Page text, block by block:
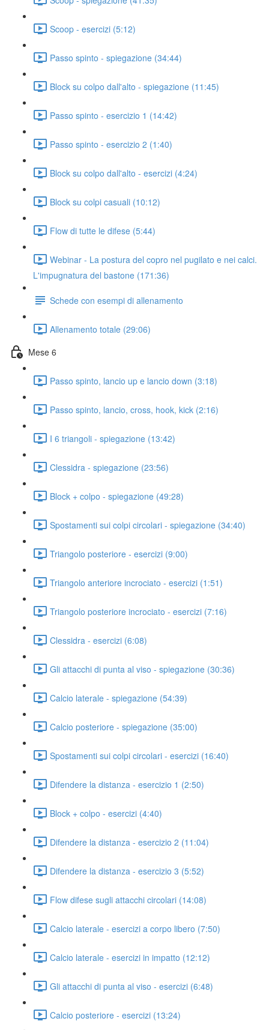
Scoop - esercizi (5:12)
Passo spinto - spiegazione (34:44)
Block su colpo dall'alto - spiegazione (11:45)
Passo spinto - esercizio 1 (14:42)
Passo spinto - esercizio 2 (1:40)
Block su colpo dall'alto - esercizi (4:24)
Block su colpi casuali (10:12)
Flow di tutte le difese (5:44)
Webinar - La postura del copro nel pugilato e nei calci.
L'impugnatura del bastone (171:36)
Schede con esempi di allenamento
Allenamento totale (29:06)
Mese 6
Passo spinto, lancio up e lancio down (3:18)
Passo spinto, lancio, cross, hook, kick (2:16)
I 6 triangoli - spiegazione (13:42)
Clessidra - spiegazione (23:56)
Block + colpo - spiegazione (49:28)
Spostamenti sui colpi circolari - spiegazione (34:40)
Triangolo posteriore - esercizi (9:00)
Triangolo anteriore incrociato - esercizi (1:51)
Triangolo posteriore incrociato - esercizi (7:16)
Clessidra - esercizi (6:08)
Gli attacchi di punta al viso - spiegazione (30:36)
Calcio laterale - spiegazione (54:39)
Calcio posteriore - spiegazione (35:00)
Spostamenti sui colpi circolari - esercizi (16:40)
Difendere la distanza - esercizio 1 (2:50)
Block + colpo - esercizi (4:40)
Difendere la distanza - esercizio 2 (11:04)
Difendere la distanza - esercizio 3 (5:52)
Flow difese sugli attacchi circolari (14:08)
Calcio laterale - esercizi a corpo libero (7:50)
Calcio laterale - esercizi in impatto (12:12)
Gli attacchi di punta al viso - esercizi (6:48)
Calcio posteriore - esercizi (13:24)